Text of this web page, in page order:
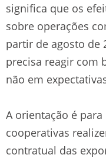
significa que os
sobre operações
partir de agosto de
precisa reagir com
não em
A orientação é
cooperativas
contratual das